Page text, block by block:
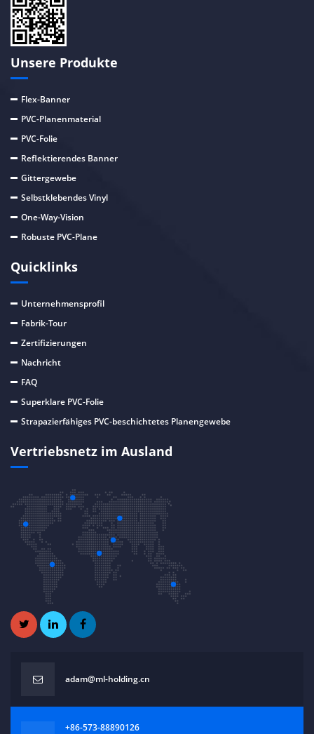
Unsere Produkte
Flex-Banner
PVC-Planenmaterial
PVC-Folie
Reflektierendes Banner
Gittergewebe
Selbstklebendes Vinyl
One-Way-Vision
Robuste PVC-Plane
Quicklinks
Unternehmensprofil
Fabrik-Tour
Zertifizierungen
Nachricht
FAQ
Superklare PVC-Folie
Strapazierfähiges PVC-beschichtetes Planengewebe
Vertriebsnetz im Ausland
adam@ml-holding.cn
+86-573-88890126